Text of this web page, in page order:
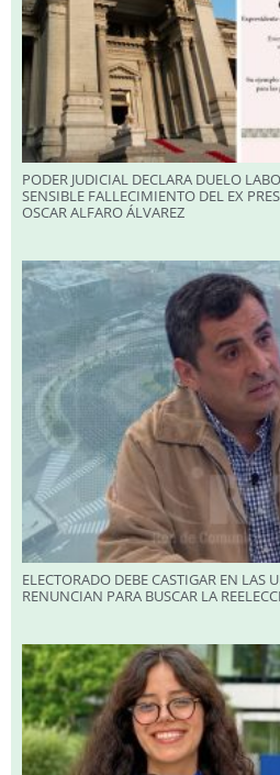
PODER JUDICIAL DECLARA DUELO
SENSIBLE FALLECIMIENTO DEL EX
OSCAR ALFARO ÁLVAREZ
ELECTORADO DEBE CASTIGAR EN LAS
RENUNCIAN PARA BUSCAR LA